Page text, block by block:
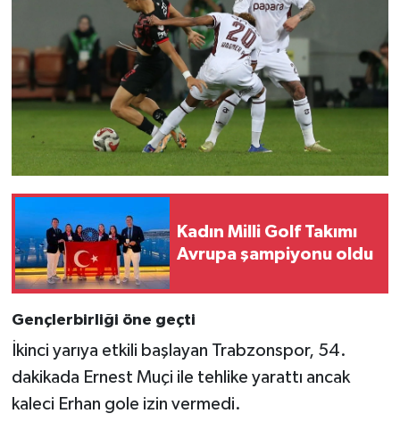
Kadın Milli Golf Takımı
Avrupa şampiyonu oldu
Gençlerbirliği öne geçti
İkinci yarıya etkili başlayan Trabzonspor, 54.
dakikada Ernest Muçi ile tehlike yarattı ancak
kaleci Erhan gole izin vermedi.